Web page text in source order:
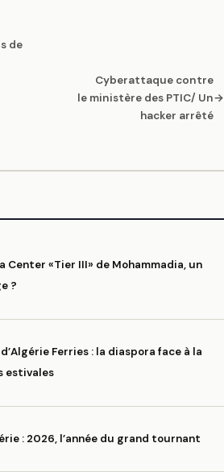
de
Cyberattaque contre
le ministère des PTIC/ Un
hacker arrêté
→
Center «Tier III» de Mohammadia, un
?
Ferries : la diaspora face à la
estivales
: 2026, l’année du grand tournant